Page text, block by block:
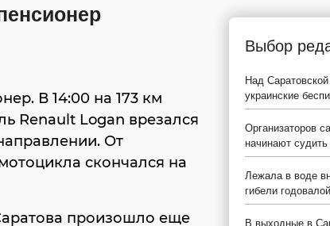
В 14:00 на 173 км
Renault Logan врезался
От
скончался на
произошло еще
Выбор
Над
украинские
Организаторов
начинают
Лежала в воде
гибели
В выходные в